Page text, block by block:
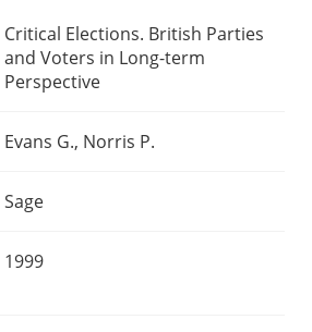
Critical Elections. British Parties
and Voters in Long-term
Perspective
Evans G., Norris P.
Sage
1999